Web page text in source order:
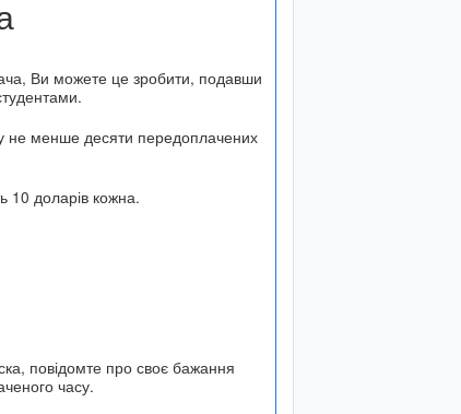
Ви можете це зробити, подавши
не менше десяти передоплачених
10 доларів кожна.
повідомте про своє бажання
часу.